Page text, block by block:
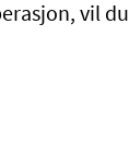
vil du